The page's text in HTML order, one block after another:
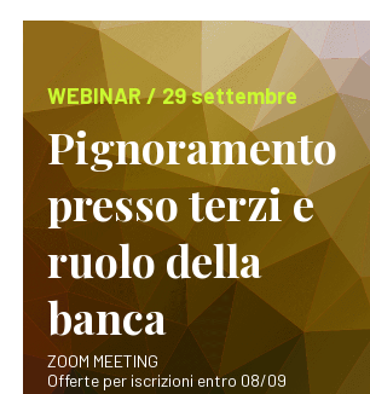
WEBINAR / 29 settembre
Pignoramento
presso terzi e
ruolo della
banca
ZOOM MEETING
Offerte per iscrizioni entro 08/09